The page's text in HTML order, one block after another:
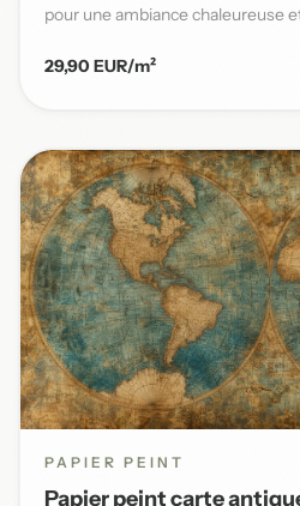
pour une ambiance chaleureuse
29,90 EUR/m²
PAPIER PEINT
Papier peint carte